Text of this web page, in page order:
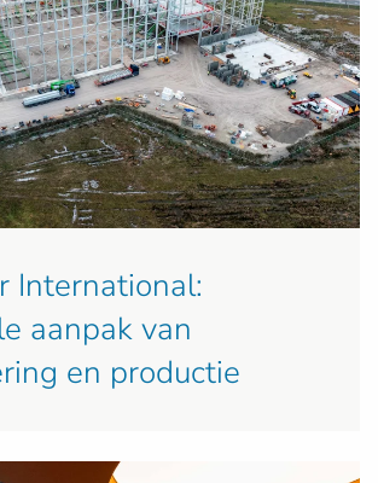
International:
aanpak van
en productie